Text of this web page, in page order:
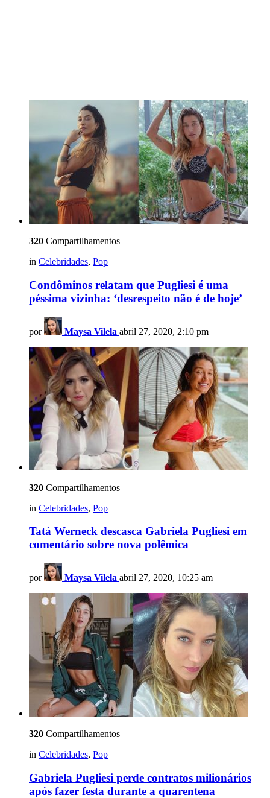
320 Compartilhamentos
in Celebridades, Pop
Condôminos relatam que Pugliesi é uma
péssima vizinha: ‘desrespeito não é de hoje’
por Maysa Vilela abril 27, 2020, 2:10 pm
320 Compartilhamentos
in Celebridades, Pop
Tatá Werneck descasca Gabriela Pugliesi em
comentário sobre nova polêmica
por Maysa Vilela abril 27, 2020, 10:25 am
320 Compartilhamentos
in Celebridades, Pop
Gabriela Pugliesi perde contratos milionários
após fazer festa durante a quarentena